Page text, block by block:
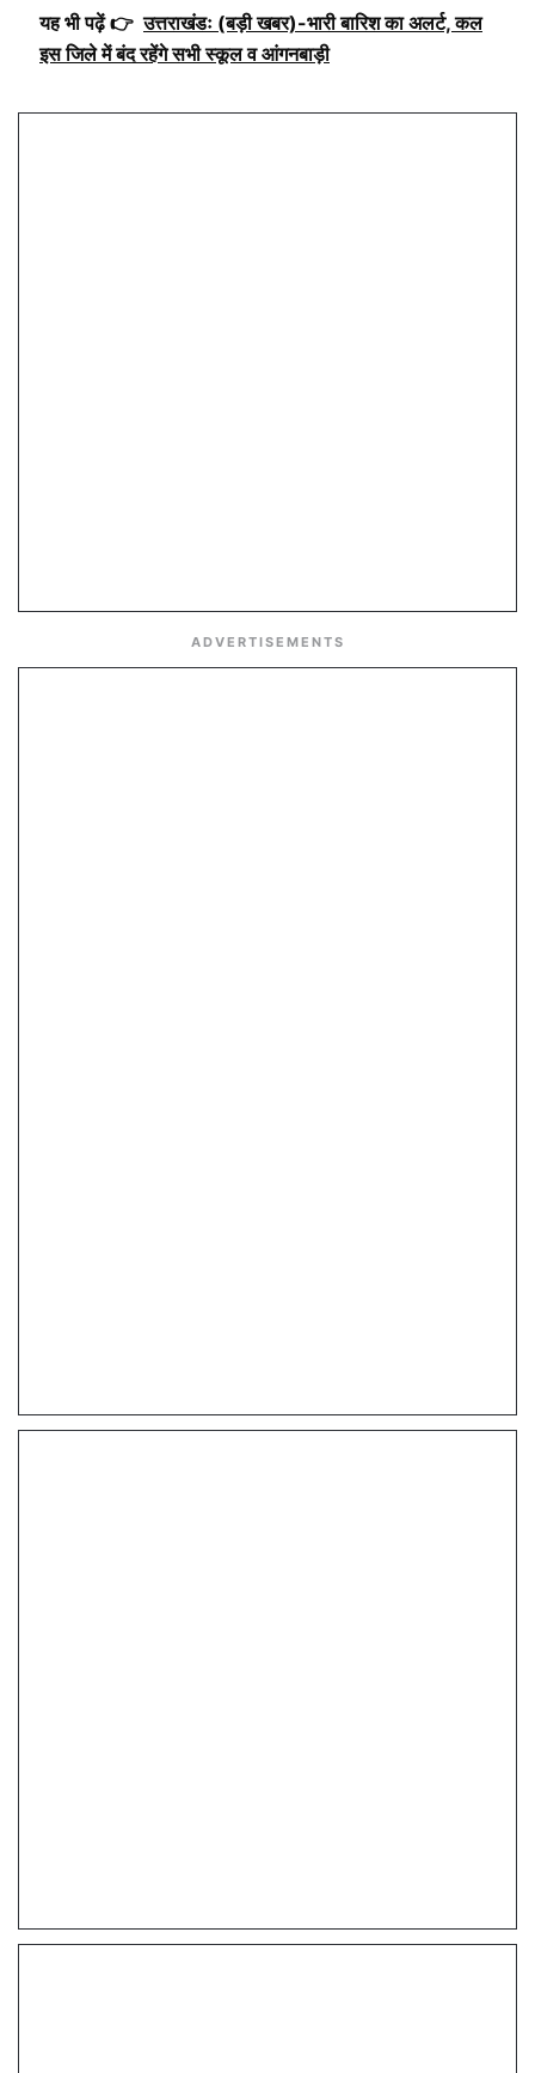
यह भी पढ़ें 👉 उत्तराखंडः (बड़ी खबर)-भारी बारिश का अलर्ट, कल
इस जिले में बंद रहेंगे सभी स्कूल व आंगनबाड़ी
ADVERTISEMENTS